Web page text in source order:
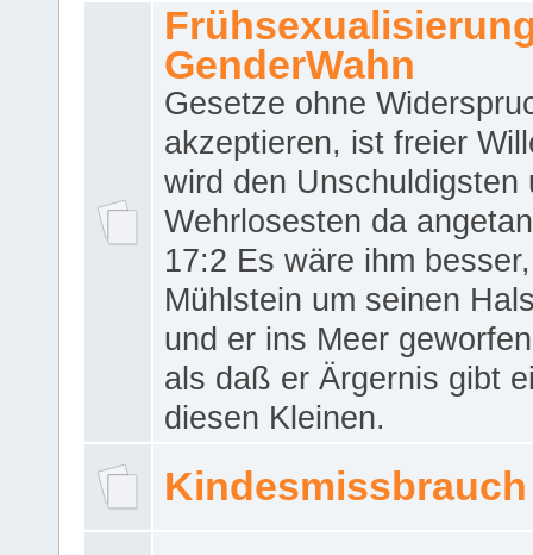
GenderWahn
Gesetze ohne
akzeptieren, ist freier
wird den Unschuldigsten
Wehrlosesten da
17:2 Es wäre ihm
Mühlstein um seinen
und er ins Meer
als daß er Ärgernis gibt
diesen Kleinen.
Kindesmissbrauch